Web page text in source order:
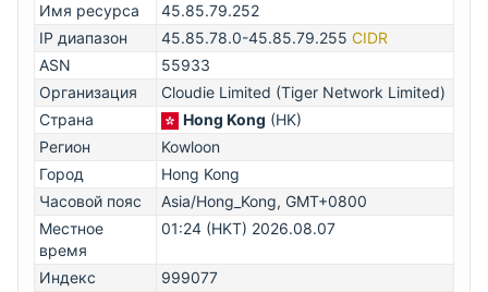
Имя ресурса
45.85.79.252
IP диапазон
45.85.78.0-45.85.79.255 CIDR
ASN
55933
Организация
Cloudie Limited (Tiger Network Limited)
Страна
Hong Kong (HK)
Регион
Kowloon
Город
Hong Kong
Часовой пояс
Asia/Hong_Kong, GMT+0800
Местное
время
01:24 (HKT) 2026.08.07
Индекс
999077